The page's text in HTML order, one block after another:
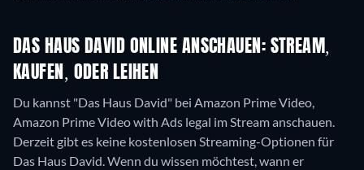
DAS HAUS DAVID ONLINE ANSCHAUEN: STREAM,
KAUFEN, ODER LEIHEN
Du kannst "Das Haus David" bei Amazon Prime Video,
Amazon Prime Video with Ads legal im Stream anschauen.
Derzeit gibt es keine kostenlosen Streaming-Optionen für
Das Haus David. Wenn du wissen möchtest, wann er